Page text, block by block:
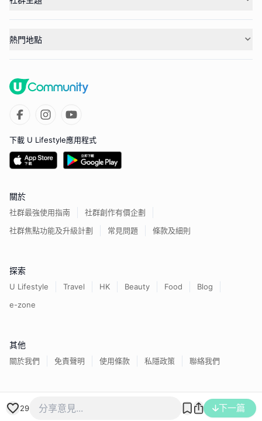
29 下一篇
熱門地點
下載 U Lifestyle應用程式
關於
社群最強使用指南
社群創作有價企劃
社群焦點功能及升級計劃
常見問題 條款及細則
探索
U Lifestyle Travel HK Beauty Food
Blog
e-zone
其他
關於我們 免責聲明 使用條款 私隱政策 聯絡我們
香港經濟日報版權所有©